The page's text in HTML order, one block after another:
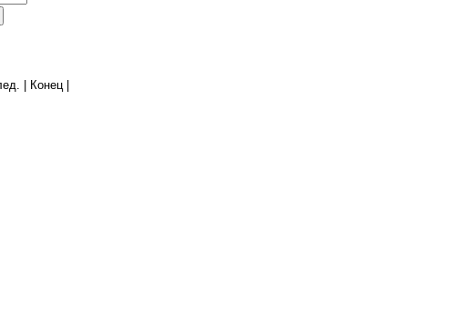
| Конец |